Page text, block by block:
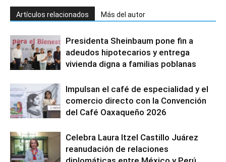
Artículos relacionados Más del autor
Presidenta Sheinbaum pone fin a
adeudos hipotecarios y entrega
vivienda digna a familias poblanas
Impulsan el café de especialidad y el
comercio directo con la Convención
del Café Oaxaqueño 2026
Celebra Laura Itzel Castillo Juárez
reanudación de relaciones